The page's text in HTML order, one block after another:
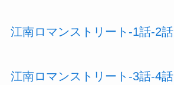
江南ロマンストリート-1話-2話
江南ロマンストリート-3話-4話